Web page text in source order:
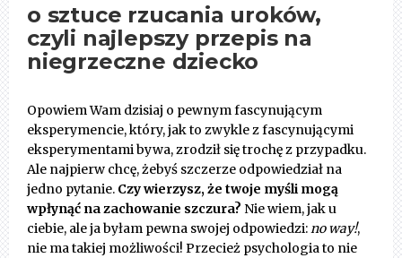
o sztuce rzucania uroków,
czyli najlepszy przepis na
niegrzeczne dziecko
Opowiem Wam dzisiaj o pewnym fascynującym
eksperymencie, który, jak to zwykle z fascynującymi
eksperymentami bywa, zrodził się trochę z przypadku.
Ale najpierw chcę, żebyś szczerze odpowiedział na
jedno pytanie. Czy wierzysz, że twoje myśli mogą
wpłynąć na zachowanie szczura? Nie wiem, jak u
ciebie, ale ja byłam pewna swojej odpowiedzi: no way!,
nie ma takiej możliwości! Przecież psychologia to nie